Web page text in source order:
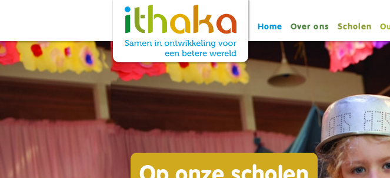
Home Over ons Scholen